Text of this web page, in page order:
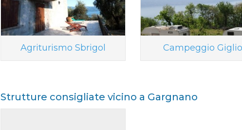
Agriturismo Sbrigol Campeggio
Strutture consigliate vicino a Gargnano